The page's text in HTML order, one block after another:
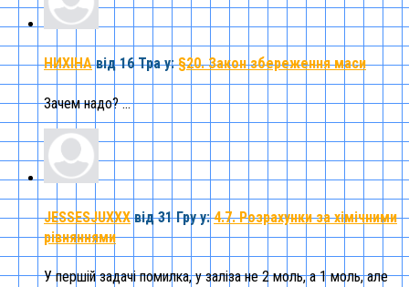
НИХІНА від 16 Трау:§20. Закон збереження маси
Зачем надо? ...
JESSESJUXXX від 31 Груу:4.7. Розрахунки за хімічними
рівняннями
У першій задачі помилка, у заліза не 2 моль, а 1 моль, але